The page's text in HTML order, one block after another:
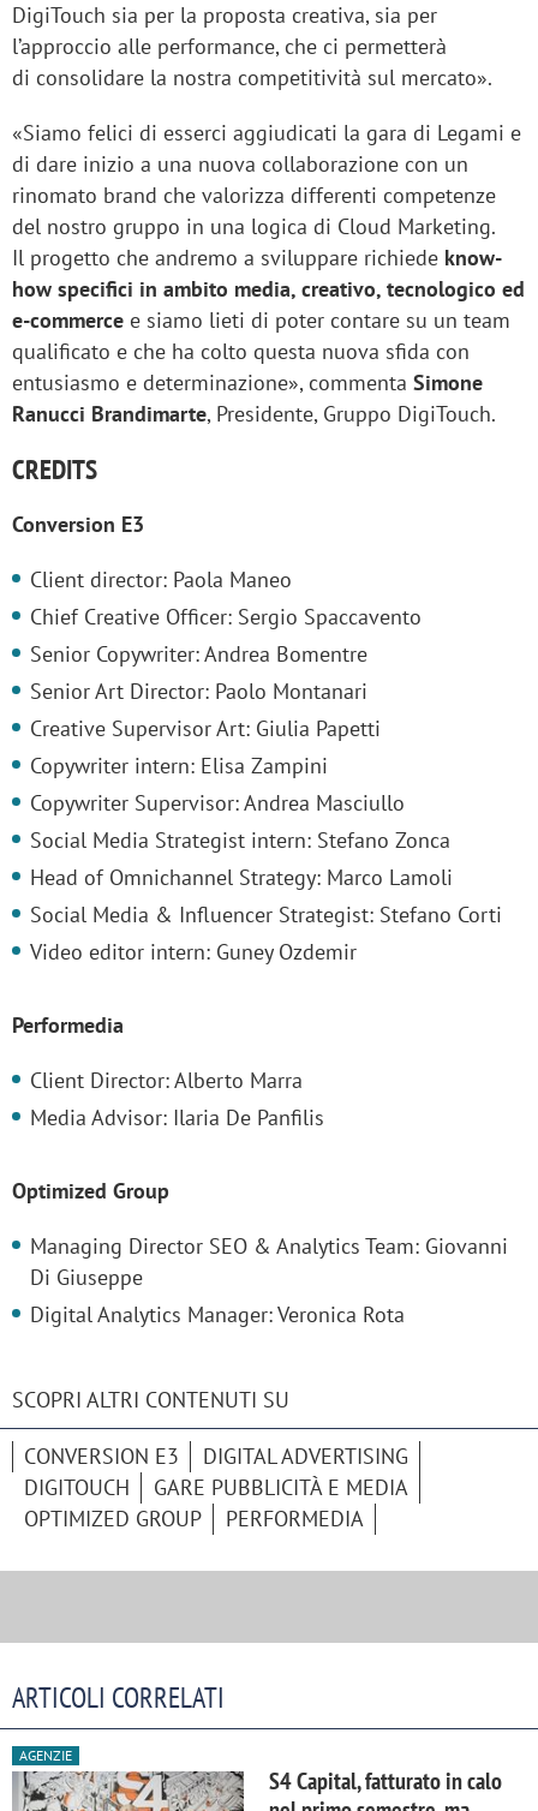
DigiTouch sia per la proposta creativa, sia per
l’approccio alle performance, che ci permetterà
di consolidare la nostra competitività sul mercato».
«Siamo felici di esserci aggiudicati la gara di Legami e
di dare inizio a una nuova collaborazione con un
rinomato brand che valorizza differenti competenze
del nostro gruppo in una logica di Cloud Marketing.
Il progetto che andremo a sviluppare richiede know-
how specifici in ambito media, creativo, tecnologico ed
e-commerce e siamo lieti di poter contare su un team
qualificato e che ha colto questa nuova sfida con
entusiasmo e determinazione», commenta Simone
Ranucci Brandimarte, Presidente, Gruppo DigiTouch.
CREDITS
Conversion E3
Client director: Paola Maneo
Chief Creative Officer: Sergio Spaccavento
Senior Copywriter: Andrea Bomentre
Senior Art Director: Paolo Montanari
Creative Supervisor Art: Giulia Papetti
Copywriter intern: Elisa Zampini
Copywriter Supervisor: Andrea Masciullo
Social Media Strategist intern: Stefano Zonca
Head of Omnichannel Strategy: Marco Lamoli
Social Media & Influencer Strategist: Stefano Corti
Video editor intern: Guney Ozdemir
Performedia
Client Director: Alberto Marra
Media Advisor: Ilaria De Panfilis
Optimized Group
Managing Director SEO & Analytics Team: Giovanni
Di Giuseppe
Digital Analytics Manager: Veronica Rota
SCOPRI ALTRI CONTENUTI SU
CONVERSION E3
DIGITAL ADVERTISING
DIGITOUCH
GARE PUBBLICITÀ E MEDIA
OPTIMIZED GROUP
PERFORMEDIA
ARTICOLI CORRELATI
AGENZIE
S4 Capital, fatturato in calo